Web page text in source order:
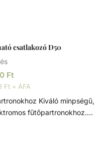
csatlakozó D50
Ft
Ft + ÁFA
minpségű,
fűtőpartronokhoz.